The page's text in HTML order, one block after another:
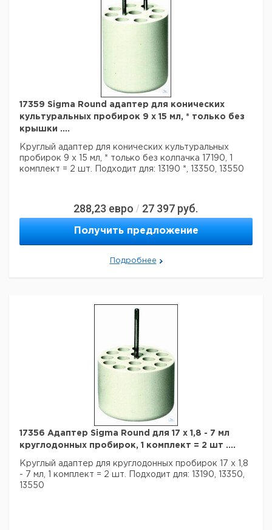
17359 Sigma Round адаптер для конических
культуральных пробирок 9 x 15 мл, * только без
крышки ....
Круглый адаптер для конических культуральных
пробирок 9 х 15 мл, * только без колпачка 17190, 1
комплект = 2 шт.
Подходит для: 13190 *, 13350, 13550
288,23 евро / 27 397 руб.
Получить предложение
Подробнее
17356 Адаптер Sigma Round для 17 x 1,8 - 7 мл
круглодонных пробирок, 1 комплект = 2 шт ....
Круглый адаптер для круглодонных пробирок 17 x 1,8
- 7 мл,
1 комплект = 2 шт.
Подходит для: 13190, 13350,
13550